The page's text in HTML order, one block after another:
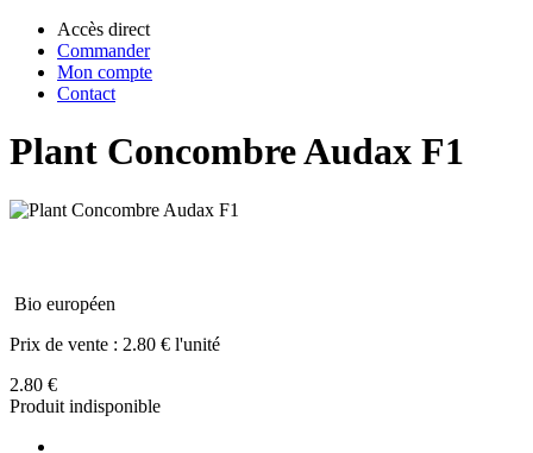
Accès direct
Commander
Mon compte
Contact
Plant Concombre Audax F1
Bio européen
Prix de vente : 2.80 € l'unité
2.80 €
Produit indisponible